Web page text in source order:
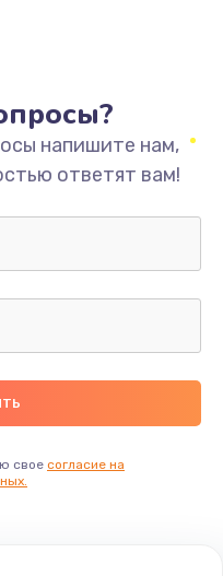
напишите нам,
ответят вам!
свое согласие на